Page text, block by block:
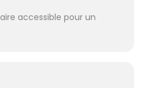
accessible pour un